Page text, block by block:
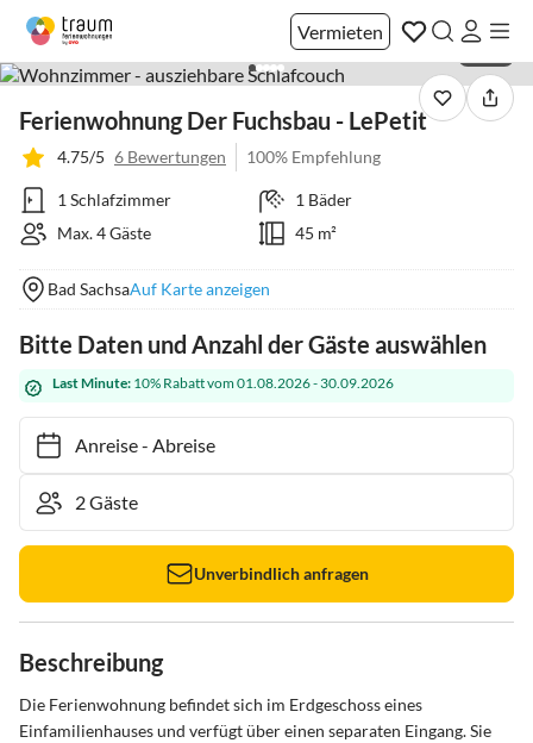
Vermieten
Ferienwohnung Der Fuchsbau - LePetit
4.75/5 6 Bewertungen 100% Empfehlung
1 Schlafzimmer
1 Bäder
Max. 4 Gäste
45 m²
Bad SachsaAuf Karte anzeigen
Bitte Daten und Anzahl der Gäste auswählen
Last Minute: 10% Rabatt vom 01.08.2026 - 30.09.2026
Anreise- Abreise
Unverbindlich anfragen
Beschreibung
Die Ferienwohnung befindet sich im Erdgeschoss eines
Einfamilienhauses und verfügt über einen separaten Eingang. Sie